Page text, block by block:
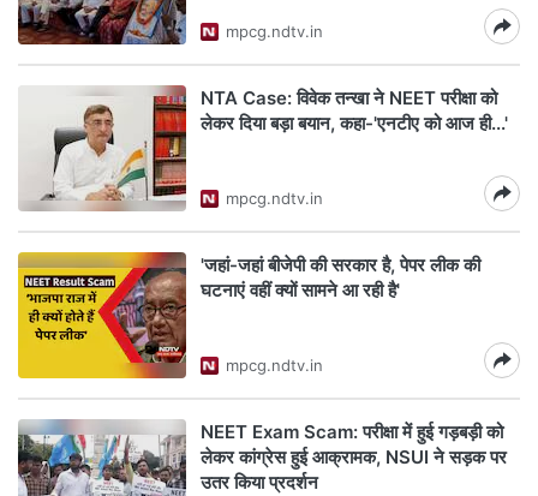
mpcg.ndtv.in
NTA Case: विवेक तन्खा ने NEET परीक्षा को
लेकर दिया बड़ा बयान, कहा-'एनटीए को आज ही...'
mpcg.ndtv.in
'जहां-जहां बीजेपी की सरकार है, पेपर लीक की
घटनाएं वहीं क्यों सामने आ रही है'
mpcg.ndtv.in
NEET Exam Scam: परीक्षा में हुई गड़बड़ी को
लेकर कांग्रेस हुई आक्रामक, NSUI ने सड़क पर
उतर किया प्रदर्शन